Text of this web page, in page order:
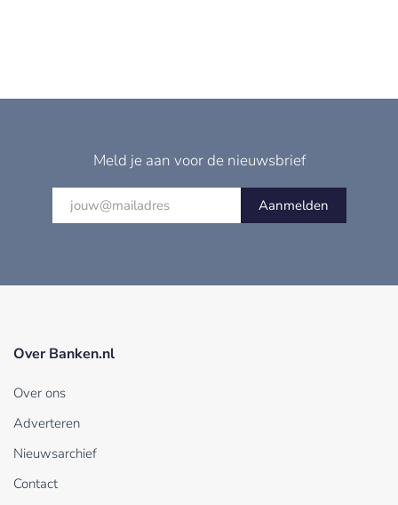
Meld je aan voor de nieuwsbrief
Aanmelden
Over Banken.nl
Over ons
Adverteren
Nieuwsarchief
Contact